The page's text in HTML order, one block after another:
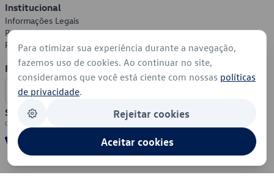
Institucional
Informações Legais
Política de Privacidade
Política de Cookies
Formas de Pagamento
Segurança
Para otimizar sua experiência durante a navegação,
fazemos uso de cookies. Ao continuar no site,
consideramos que você está ciente com nossas políticas
de privacidade.
Rejeitar cookies
Aceitar cookies